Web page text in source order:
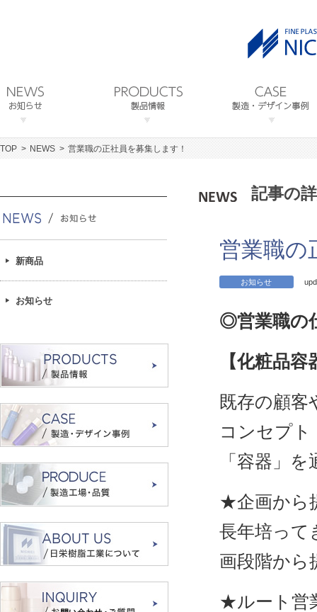
TOP NEWS 営業職の正社員を募集します！
記事の
営業職の
お知らせ
◎営業職の
【化粧品
既存の顧客
コンセプ
「容器」
★企画から
長年培って
画段階から
★ルート営
新商品
お知らせ